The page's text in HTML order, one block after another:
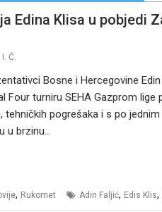
Edina Klisa u pobjedi
I. Ć.
Bosne i Hercegovine
Four turniru SEHA Gazprom
tehničkih pogrešaka i s po
u brzinu…
, Rukomet Adin Faljić, Edis Klis,